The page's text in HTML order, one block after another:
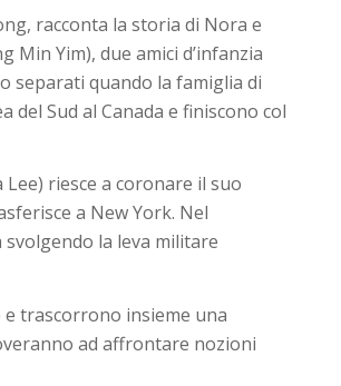
racconta la storia di Nora e
Min Yim), due amici d’infanzia
separati quando la famiglia di
del Sud al Canada e finiscono col
riesce a coronare il suo
a New York. Nel
la leva militare
e trascorrono insieme una
ad affrontare nozioni